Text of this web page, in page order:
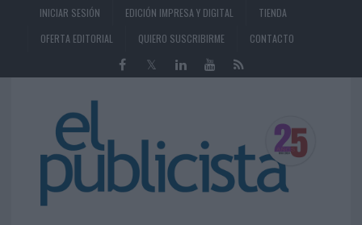
INICIAR SESIÓN EDICIÓN IMPRESA Y DIGITAL
TIENDA
OFERTA EDITORIAL
QUIERO SUSCRIBIRME CONTACTO